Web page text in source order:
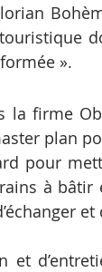
».
la firme
plan
pour
à bâtir
et
et